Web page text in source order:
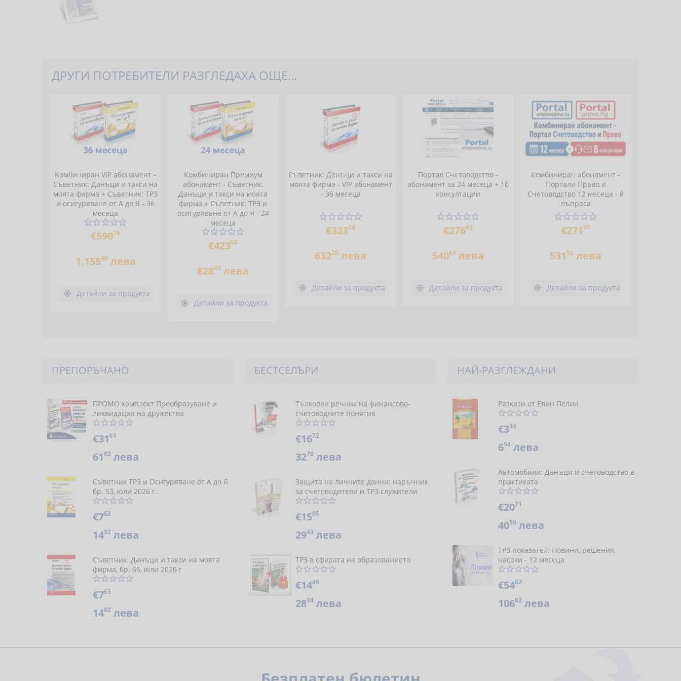
ДРУГИ ПОТРЕБИТЕЛИ РАЗГЛЕДАХА ОЩЕ...
Комбиниран VIP абонамент -
Съветник: Данъци и такси на
моята фирма + Съветник: ТРЗ
и осигуряване от А до Я - 36
месеца
€59076
1.15540лева
 Детайли за продукта
Комбиниран Премиум
абонамент - Съветник:
Данъци и такси на моята
фирма + Съветник: ТРЗ и
осигуряване от А до Я - 24
месеца
€42356
82840 лева
 Детайли за продукта
Съветник: Данъци и такси на
моята фирма - VIP абонамент
- 36 месеца
€32324
63220 лева
 Детайли за продукта
Портал Счетоводство -
абонамент за 24 месеца + 10
консултации
€27643
54064 лева
 Детайли за продукта
Комбиниран абонамент -
Портали Право и
Счетоводство 12 месеца - 8
въпроса
€27197
53192 лева
 Детайли за продукта
ПРЕПОРЪЧАНО
ПРОМО комплект Преобразуване и
ликвидация на дружества
€3161
6182 лева
Съветник ТРЗ и Осигуряване от А до Я
бр. 53, юли 2026 г.
€763
1492 лева
Съветник: Данъци и такси на моята
фирма, бр. 66, юли 2026 г
€763
1492 лева
БЕСТСЕЛЪРИ
Тълковен речник на финансово-
счетоводните понятия
€1672
3270лева
Защита на личните данни: наръчник
за счетоводители и ТРЗ служители
€1505
2943 лева
ТРЗ в сферата на образованието
€1449
2834лева
НАЙ-РАЗГЛЕЖДАНИ
Разкази от Елин Пелин
€334
654лева
Автомобили: Данъци и счетоводство в
практиката
€2071
4050лева
ТРЗ показател: Новини, решения,
насоки - 12 месеца
€5462
10682лева